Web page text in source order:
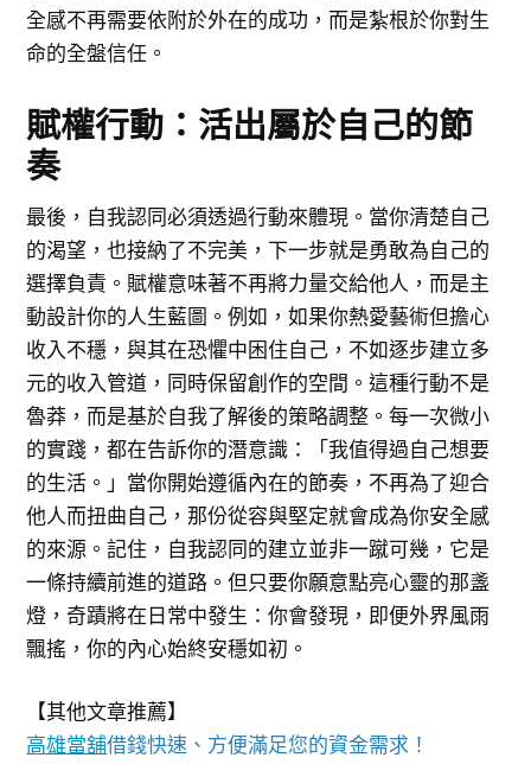
全感不再需要依附於外在的成功，而是紮根於你對生
命的全盤信任。
賦權行動：活出屬於自己的節
奏
最後，自我認同必須透過行動來體現。當你清楚自己
的渴望，也接納了不完美，下一步就是勇敢為自己的
選擇負責。賦權意味著不再將力量交給他人，而是主
動設計你的人生藍圖。例如，如果你熱愛藝術但擔心
收入不穩，與其在恐懼中困住自己，不如逐步建立多
元的收入管道，同時保留創作的空間。這種行動不是
魯莽，而是基於自我了解後的策略調整。每一次微小
的實踐，都在告訴你的潛意識：「我值得過自己想要
的生活。」當你開始遵循內在的節奏，不再為了迎合
他人而扭曲自己，那份從容與堅定就會成為你安全感
的來源。記住，自我認同的建立並非一蹴可幾，它是
一條持續前進的道路。但只要你願意點亮心靈的那盞
燈，奇蹟將在日常中發生：你會發現，即便外界風雨
飄搖，你的內心始終安穩如初。
【其他文章推薦】
高雄當舖借錢快速、方便滿足您的資金需求！